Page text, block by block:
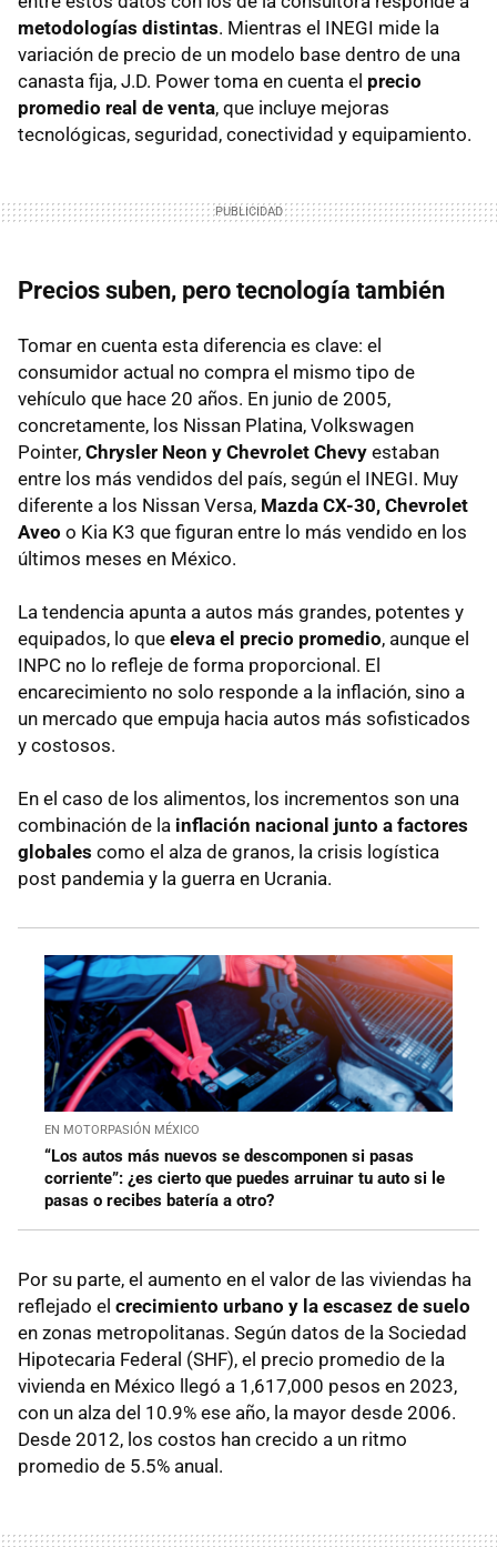
metodologías distintas. Mientras el INEGI mide la
variación de precio de un modelo base dentro de una
canasta fija, J.D. Power toma en cuenta el precio
promedio real de venta, que incluye mejoras
tecnológicas, seguridad, conectividad y equipamiento.
Precios suben, pero tecnología también
Tomar en cuenta esta diferencia es clave: el
consumidor actual no compra el mismo tipo de
vehículo que hace 20 años. En junio de 2005,
concretamente, los Nissan Platina, Volkswagen
Pointer, Chrysler Neon y Chevrolet Chevy estaban
entre los más vendidos del país, según el INEGI. Muy
diferente a los Nissan Versa, Mazda CX-30, Chevrolet
Aveo o Kia K3 que figuran entre lo más vendido en los
últimos meses en México.
La tendencia apunta a autos más grandes, potentes y
equipados, lo que eleva el precio promedio, aunque el
INPC no lo refleje de forma proporcional. El
encarecimiento no solo responde a la inflación, sino a
un mercado que empuja hacia autos más sofisticados
y costosos.
En el caso de los alimentos, los incrementos son una
combinación de la inflación nacional junto a factores
globales como el alza de granos, la crisis logística
post pandemia y la guerra en Ucrania.
EN MOTORPASIÓN MÉXICO
“Los autos más nuevos se descomponen si pasas
corriente”: ¿es cierto que puedes arruinar tu auto si le
pasas o recibes batería a otro?
Por su parte, el aumento en el valor de las viviendas ha
reflejado el crecimiento urbano y la escasez de suelo
en zonas metropolitanas. Según datos de la Sociedad
Hipotecaria Federal (SHF), el precio promedio de la
vivienda en México llegó a 1,617,000 pesos en 2023,
con un alza del 10.9% ese año, la mayor desde 2006.
Desde 2012, los costos han crecido a un ritmo
promedio de 5.5% anual.